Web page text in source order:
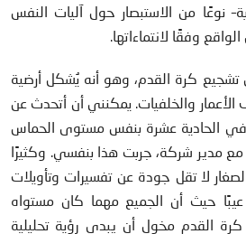
نوعًا من الاستبصار حول آليات النفس
وفقًا لانتماءاتها.
كرة القدم، وهو أنه يُشكل أرضية
والخلفيات. يمكنني أن أتحدث عن
في الحادية عشرة بنفس مستوى الحماس
مع مدير شركة، جربت هذا بنفسي. وكثيرًا
لا تقل جودة عن تفسيرات وتأويلات
عيبًا حيث أن الجميع مهما كان مستواه
القدم مخول أن يبدي رؤية تحليلية